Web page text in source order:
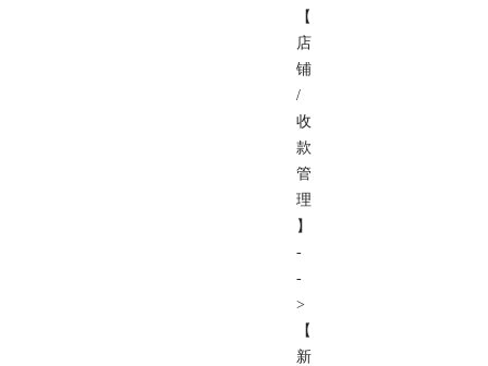
【
店
铺
/
收
款
管
理
】
-
-
>
【
新